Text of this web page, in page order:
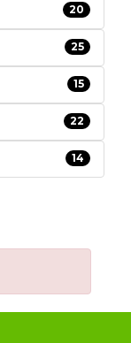
20
25
15
22
14